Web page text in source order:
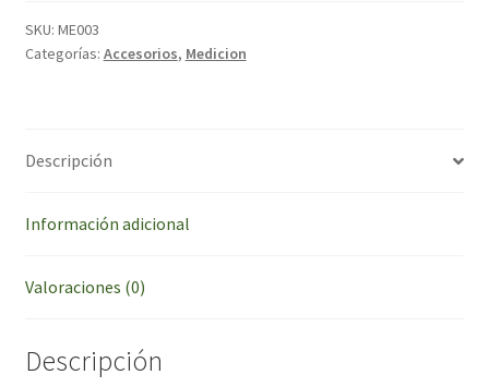
SKU: ME003
Categorías: Accesorios, Medicion
Descripción
Información adicional
Valoraciones (0)
Descripción